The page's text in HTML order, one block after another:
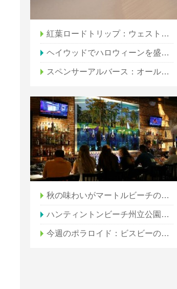
紅葉ロードトリップ：ウェストバージニア州310
ヘイウッドでハロウィーンを盛り上げる3つの方法
スペンサーアルバース：オールインクルーシブリゾート体験を最大限に活用
秋の味わいがマートルビーチのフードシーンを彩る
ハンティントンビーチ州立公園：歴史と自然が出会う場所
今週のポラロイド：ビスビーのストリートアート、 アリゾナ